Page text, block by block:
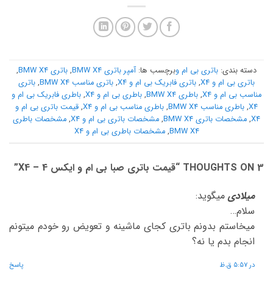
دسته بندی: باتری بی ام وبرچسب ها:آمپر باتری BMW X4 , باتری BMW X4
,
باتری بی ام و X4
, باتری فابریک بی ام و X4 , باتری مناسب BMW X4 , باتری
مناسب بی ام و X4
, باطری BMW X4 , باطری بی ام و X4 , باطری فابریک بی ام و
X4
, باطری مناسب BMW X4 , باطری مناسب بی ام و X4 , قیمت باتری بی ام و
X4
, مشخصات باتری BMW X4 , مشخصات باتری بی ام و X4 , مشخصات باطری
BMW X4
,مشخصات باطری بی ام و X4
3 THOUGHTS ON “ قیمت باتری صبا بی ام و ایکس 4 – X4
”
میلادی میگوید:
سلام…
میخاستم بدونم باتری کجای ماشینه و تعویض رو خودم میتونم
انجام بدم یا نه؟
در 5:57 ق.ظ پاسخ